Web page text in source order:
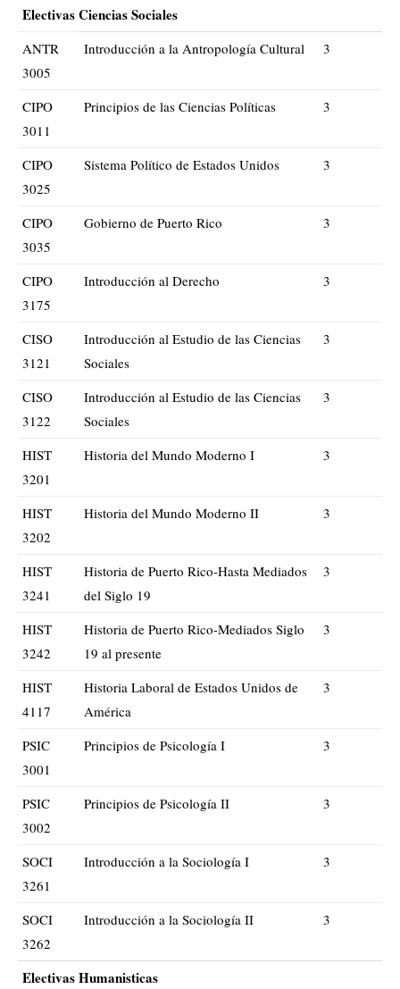
Electivas Ciencias Sociales
ANTR
3005
Introducción a la Antropología Cultural 3
CIPO
3011
Principios de las Ciencias Políticas 3
CIPO
3025
Sistema Político de Estados Unidos 3
CIPO
3035
Gobierno de Puerto Rico 3
CIPO
3175
Introducción al Derecho 3
CISO
3121
Introducción al Estudio de las Ciencias
Sociales
3
CISO
3122
Introducción al Estudio de las Ciencias
Sociales
3
HIST
3201
Historia del Mundo Moderno I 3
HIST
3202
Historia del Mundo Moderno II 3
HIST
3241
Historia de Puerto Rico-Hasta Mediados
del Siglo 19
3
HIST
3242
Historia de Puerto Rico-Mediados Siglo
19 al presente
3
HIST
4117
Historia Laboral de Estados Unidos de
América
3
PSIC
3001
Principios de Psicología I 3
PSIC
3002
Principios de Psicología II 3
SOCI
3261
Introducción a la Sociología I 3
SOCI
3262
Introducción a la Sociología II 3
Electivas Humanisticas